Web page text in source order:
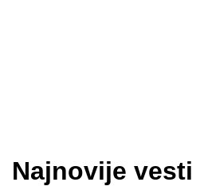
Najnovije vesti